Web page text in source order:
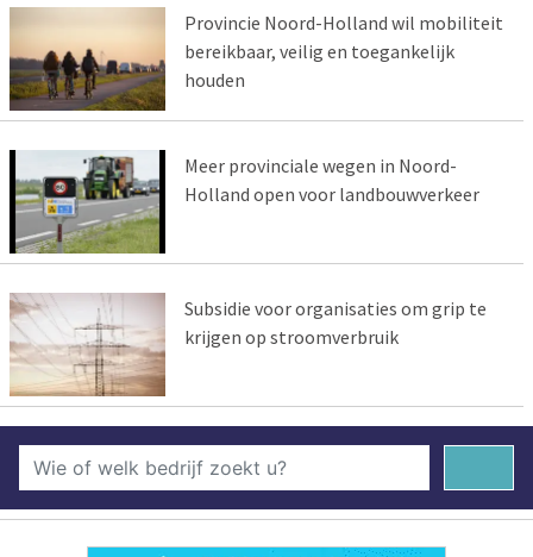
Provincie Noord-Holland wil mobiliteit
bereikbaar, veilig en toegankelijk
houden
Meer provinciale wegen in Noord-
Holland open voor landbouwverkeer
Subsidie voor organisaties om grip te
krijgen op stroomverbruik